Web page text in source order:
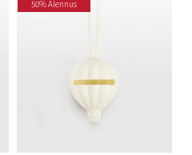
50% Alennus